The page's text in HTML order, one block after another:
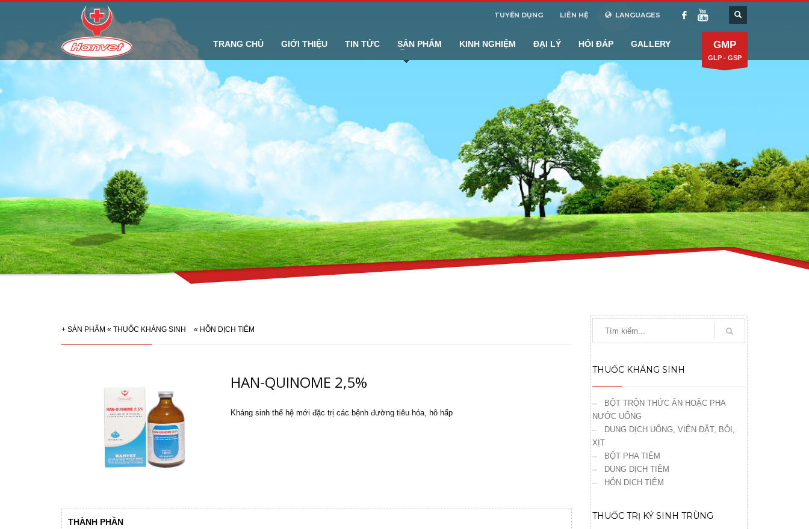
LANGUAGES
TUYỂN DỤNG LIÊN HỆ
GMP
GLP - GSP
TRANG CHỦ GIỚI THIỆU TIN TỨC SẢN PHẨM KINH NGHIỆM ĐẠI LÝ HỎI ĐÁP GALLERY
+ SẢN PHẨM « THUỐC KHÁNG SINH « HỖN DỊCH TIÊM
HAN-QUINOME 2,5%
Kháng sinh thế hệ mới đặc trị các bệnh đường tiêu hóa, hô hấp
THÀNH PHẦN
THUỐC KHÁNG SINH
BỘT TRỘN THỨC ĂN HOẶC PHA
NƯỚC UỐNG
DUNG DỊCH UỐNG, VIÊN ĐẶT, BÔI,
XỊT
BỘT PHA TIÊM
DUNG DỊCH TIÊM
HỖN DỊCH TIÊM
THUỐC TRỊ KÝ SINH TRÙNG